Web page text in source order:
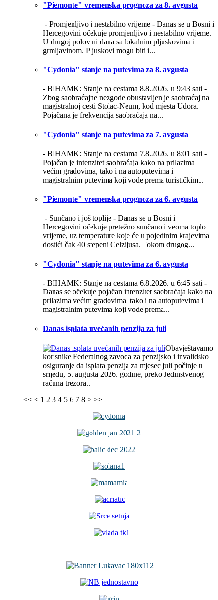
"Piemonte" vremenska prognoza za 8. avgusta
- Promjenljivo i nestabilno vrijeme - Danas se u Bosni i
Hercegovini očekuje promjenljivo i nestabilno vrijeme.
U drugoj polovini dana sa lokalnim pljuskovima i
grmljavinom. Pljuskovi mogu biti i...
"Cydonia" stanje na putevima za 8. avgusta
- BIHAMK: Stanje na cestama 8.8.2026. u 9:43 sati -
Zbog saobraćajne nezgode obustavljen je saobraćaj na
magistralnoj cesti Stolac-Neum, kod mjesta Udora.
Pojačana je frekvencija saobraćaja na...
"Cydonia" stanje na putevima za 7. avgusta
- BIHAMK: Stanje na cestama 7.8.2026. u 8:01 sati -
Pojačan je intenzitet saobraćaja kako na prilazima
većim gradovima, tako i na autoputevima i
magistralnim putevima koji vode prema turističkim...
"Piemonte" vremenska prognoza za 6. avgusta
- Sunčano i još toplije - Danas se u Bosni i
Hercegovini očekuje pretežno sunčano i veoma toplo
vrijeme, uz temperature koje će u pojedinim krajevima
dostići čak 40 stepeni Celzijusa. Tokom drugog...
"Cydonia" stanje na putevima za 6. avgusta
- BIHAMK: Stanje na cestama 6.8.2026. u 6:45 sati -
Danas se očekuje pojačan intenzitet saobraćaja kako na
prilazima većim gradovima, tako i na autoputevima i
magistralnim putevima koji vode prema...
Danas isplata uvećanih penzija za juli
Obavještavamo
korisnike Federalnog zavoda za penzijsko i invalidsko
osiguranje da isplata penzija za mjesec juli počinje u
srijedu, 5. augusta 2026. godine, preko Jedinstvenog
računa trezora...
<< < 1 2 3 4 5 6 7 8 > >>